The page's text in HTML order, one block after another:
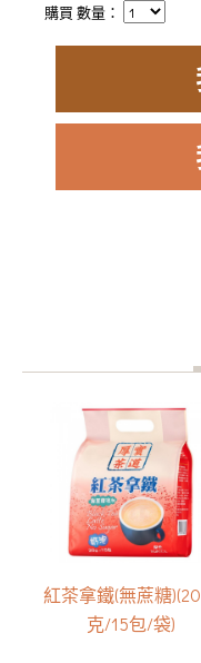
購買 數量：
紅茶拿鐵(無蔗糖
克/15包/袋)